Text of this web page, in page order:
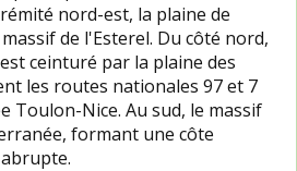
nord-est, la plaine de
de l'Esterel. Du côté nord,
ceinturé par la plaine des
les routes nationales 97 et 7
Toulon-Nice. Au sud, le massif
formant une côte